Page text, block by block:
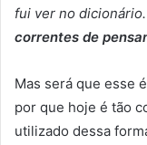
fui ver no dicionário.
correntes de
Mas será que esse
por que hoje é tão
utilizado dessa